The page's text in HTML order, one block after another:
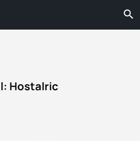
Hostalric